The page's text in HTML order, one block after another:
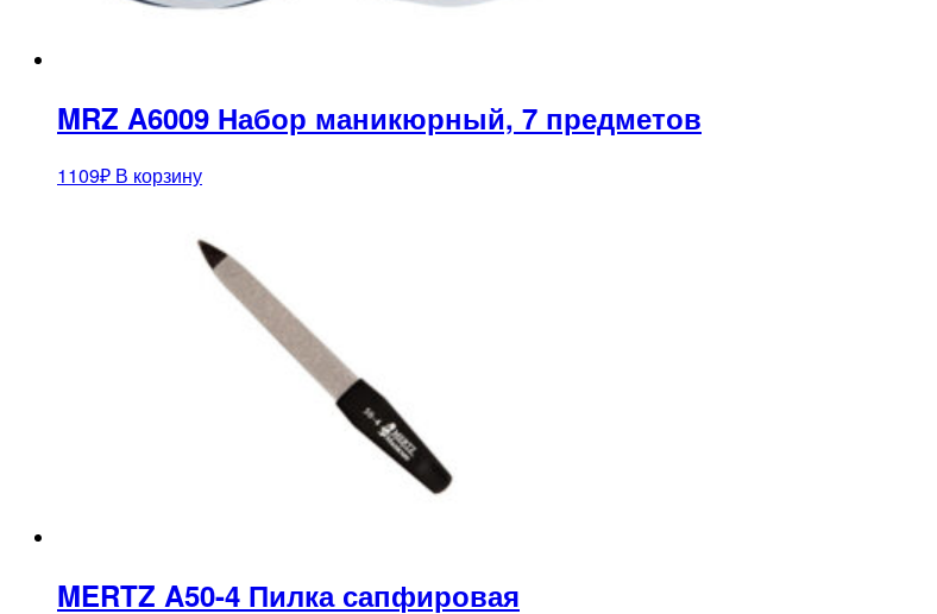
MRZ A6009 Набор маникюрный, 7 предметов
1109₽ В корзину
MERTZ A50-4 Пилка сапфировая